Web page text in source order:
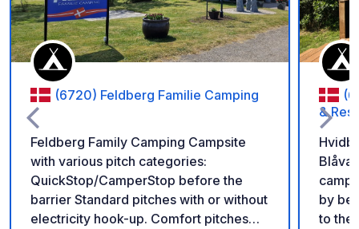
(6720) Feldberg Familie Camping
Feldberg Family Camping Campsite
with various pitch categories:
QuickStop/CamperStop before the
barrier Standard pitches with or without
electricity hook-up. Comfort pitches
&
by
to the